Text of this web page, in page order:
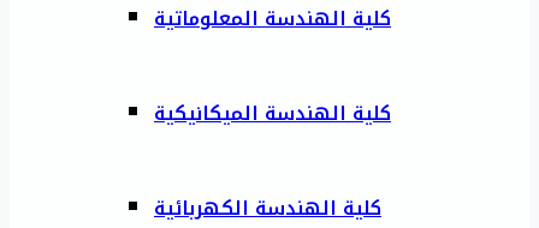
كلية الهندسة المعلوماتية
كلية الهندسة الميكانيكية
كلية الهندسة الكهربائية